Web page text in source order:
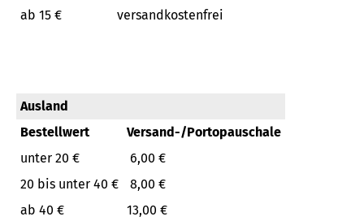
ab 15 €
versandkostenfrei
Ausland
Bestellwert
Versand-/Portopauschale
unter 20 €
6,00 €
20 bis unter 40 €
8,00 €
ab 40 €
13,00 €